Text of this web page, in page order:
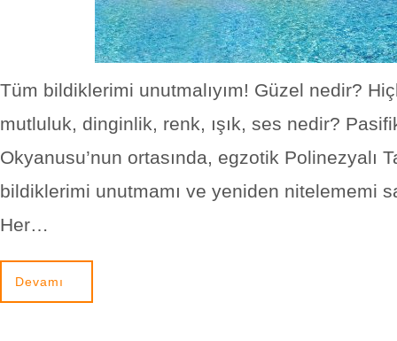
Tüm bildiklerimi unutmalıyım! Güzel nedir?
mutluluk, dinginlik, renk, ışık, ses nedir?
Okyanusu’nun ortasında, egzotik Polinezyalı
bildiklerimi unutmamı ve yeniden nitelememi
Her…
Devamı